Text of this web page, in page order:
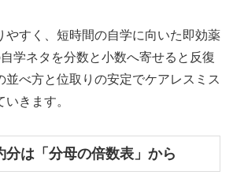
やすく、短時間の自学に向いた即効薬
学ネタを分数と小数へ寄せると反復
並べ方と位取りの安定でケアレスミス
きます。
分は「分母の倍数表」から